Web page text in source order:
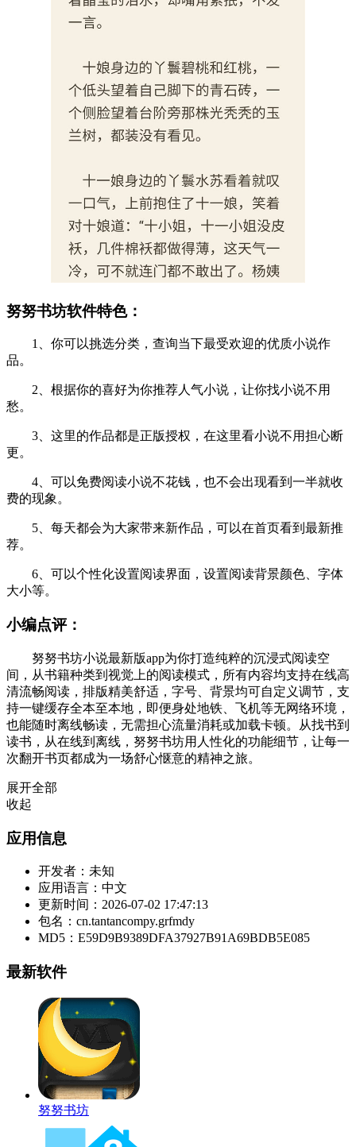
努努书坊软件特色：
1、你可以挑选分类，查询当下最受欢迎的优质小说作
品。
2、根据你的喜好为你推荐人气小说，让你找小说不用
愁。
3、这里的作品都是正版授权，在这里看小说不用担心断
更。
4、可以免费阅读小说不花钱，也不会出现看到一半就收
费的现象。
5、每天都会为大家带来新作品，可以在首页看到最新推
荐。
6、可以个性化设置阅读界面，设置阅读背景颜色、字体
大小等。
小编点评：
努努书坊小说最新版app为你打造纯粹的沉浸式阅读空
间，从书籍种类到视觉上的阅读模式，所有内容均支持在线高
清流畅阅读，排版精美舒适，字号、背景均可自定义调节，支
持一键缓存全本至本地，即便身处地铁、飞机等无网络环境，
也能随时离线畅读，无需担心流量消耗或加载卡顿。从找书到
读书，从在线到离线，努努书坊用人性化的功能细节，让每一
次翻开书页都成为一场舒心惬意的精神之旅。
展开全部
收起
应用信息
开发者： 未知
应用语言： 中文
更新时间： 2026-07-02 17:47:13
包名： cn.tantancompy.grfmdy
MD5： E59D9B9389DFA37927B91A69BDB5E085
最新软件
努努书坊